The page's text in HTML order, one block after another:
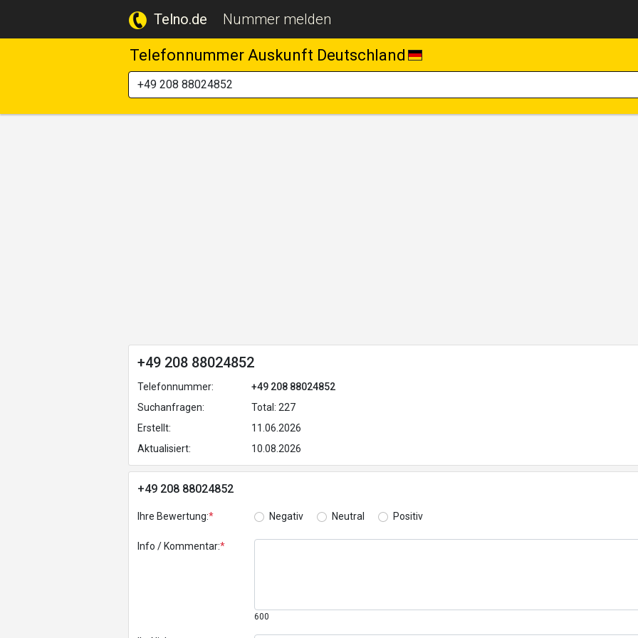
Telno.de Nummer melden
Telefonnummer Auskunft Deutschland
+49 208 88024852
Telefonnummer:
+49 208 88024852
Suchanfragen:
Total: 227
Erstellt:
11.06.2026
Aktualisiert:
10.08.2026
+49 208 88024852
Ihre Bewertung:* Negativ Neutral Positiv
Info / Kommentar:*
600